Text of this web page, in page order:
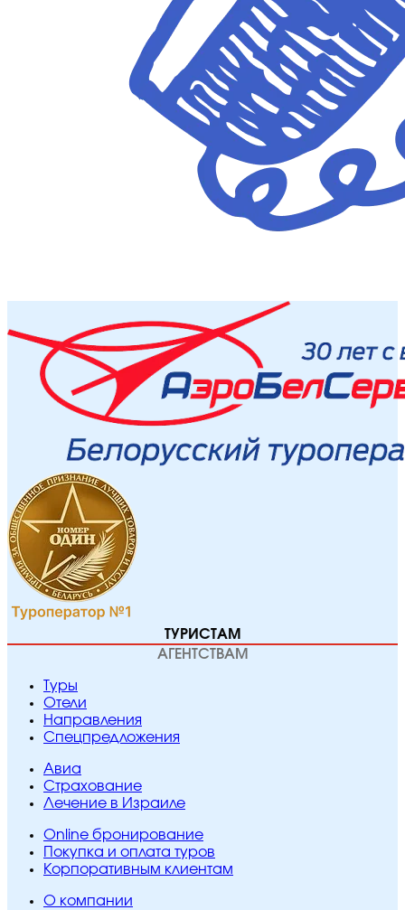
ТУРИСТАМ
АГЕНТСТВАМ
Туры
Отели
Направления
Спецпредложения
Авиа
Страхование
Лечение в Израиле
Online бронирование
Покупка и оплата туров
Корпоративным клиентам
O компании